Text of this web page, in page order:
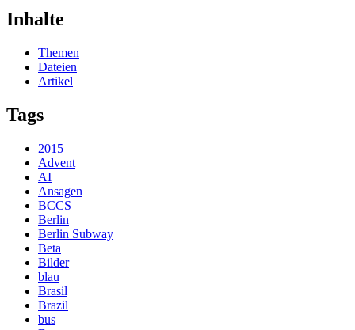
Inhalte
Themen
Dateien
Artikel
Tags
2015
Advent
AI
Ansagen
BCCS
Berlin
Berlin Subway
Beta
Bilder
blau
Brasil
Brazil
bus